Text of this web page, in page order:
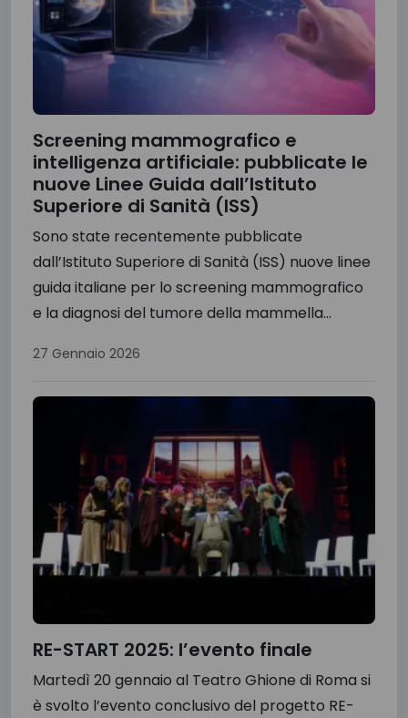
Screening mammografico e
intelligenza artificiale: pubblicate le
nuove Linee Guida dall’Istituto
Superiore di Sanità (ISS)
Sono state recentemente pubblicate
dall’Istituto Superiore di Sanità (ISS) nuove linee
guida italiane per lo screening mammografico
e la diagnosi del tumore della mammella...
27 Gennaio 2026
RE-START 2025: l’evento finale
Martedì 20 gennaio al Teatro Ghione di Roma si
è svolto l’evento conclusivo del progetto RE-